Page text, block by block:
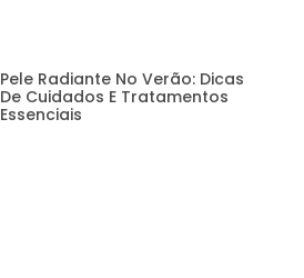
Pele Radiante No Verão: Dicas
De Cuidados E Tratamentos
Essenciais